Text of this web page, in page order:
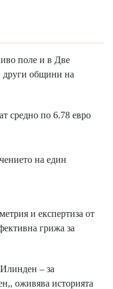
поле и в Две
други общини на
средно по 6.78 евро
на един
и експертиза от
грижа за
– за
оживява историята